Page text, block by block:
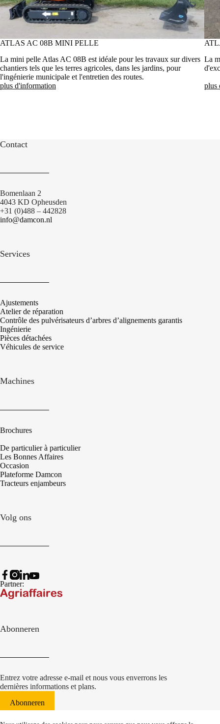
ATLAS AC 08B MINI PELLE
La mini pelle Atlas AC 08B est idéale pour les travaux sur divers
chantiers tels que les terres agricoles, dans les jardins, pour
l'ingénierie municipale et l'entretien des routes.
plus d'information
La
plus
Contact
Bomenlaan 2
4043 KD Opheusden
+31 (0)488 – 442828
info@damcon.nl
Services
Ajustements
Atelier de réparation
Contrôle des pulvérisateurs d’arbres d’alignements garantis
Ingénierie
Pièces détachées
Véhicules de service
Machines
Brochures
De particulier à particulier
Les Bonnes Affaires
Occasion
Plateforme Damcon
Tracteurs enjambeurs
Volg ons
Partner:
Abonneren
Entrez votre adresse e-mail et nous vous enverrons les
dernières informations et plans.
Abonneren